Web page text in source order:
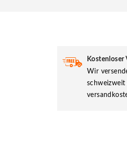
Kostenloser
Wir
schweizweit